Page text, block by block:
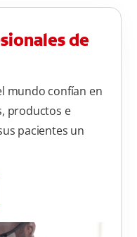
de
mundo confían en
productos e
pacientes un